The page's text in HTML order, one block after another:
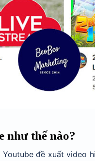
như thế nào?
đề xuất video